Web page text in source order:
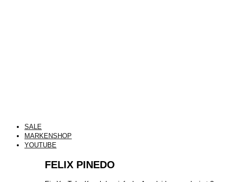
SALE
MARKENSHOP
YOUTUBE
FELIX PINEDO